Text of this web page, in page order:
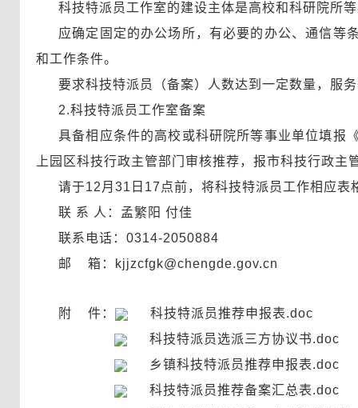
科技特派员工作室的建设主体是高校和科研院所
应确定固定的办公场所，有必要的办公、通信等
和工作条件。
要求科技特派员（备案）人数达到一定数量，服
2.科技特派员工作室备案
具备相应条件的高校或科研院所等事业单位填报
上园区科技行政主管部门审核推荐，报市科技行政主
请于12月31日17点前，将科技特派员工作相应
联 系 人：孟繁阳 付佳
联系电话：0314-2050884
邮 箱：kjjzcfgk@chengde.gov.cn
附 件：
科技特派员推荐申报表.doc
科技特派员选派三方协议书.doc
乡镇科技特派员推荐申报表.doc
科技特派员推荐备案汇总表.doc